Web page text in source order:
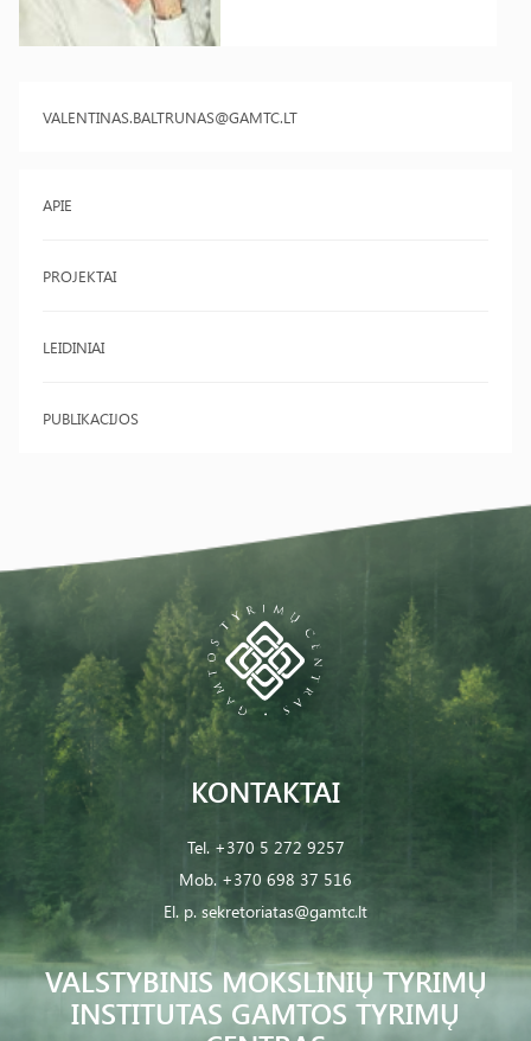
VALENTINAS.BALTRUNAS@GAMTC.LT
APIE
PROJEKTAI
LEIDINIAI
PUBLIKACIJOS
VALSTYBINIS MOKSLINIŲ TYRIMŲ
INSTITUTAS GAMTOS TYRIMŲ
KONTAKTAI
Tel. +370 5 272 9257
Mob. +370 698 37 516
El. p. sekretoriatas@gamtc.lt